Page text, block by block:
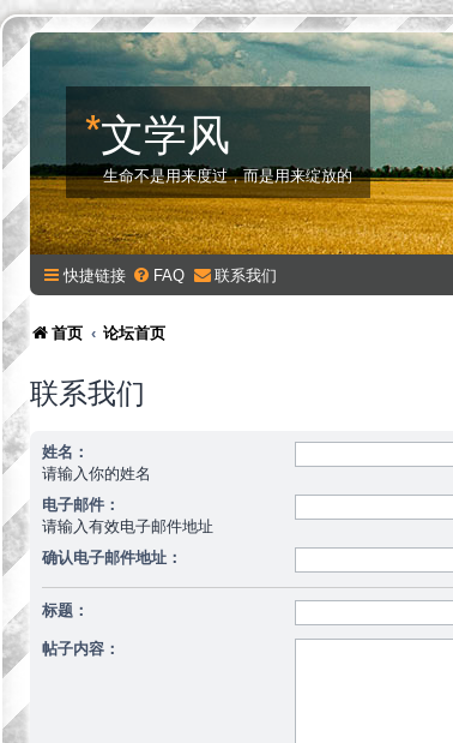
*文学风
生命不是用来度过，而是用来绽放的
快捷链接 FAQ 联系我们
首页 论坛首页
联系我们
姓名：
请输入你的姓名
电子邮件：
请输入有效电子邮件地址
确认电子邮件地址：
标题：
帖子内容：